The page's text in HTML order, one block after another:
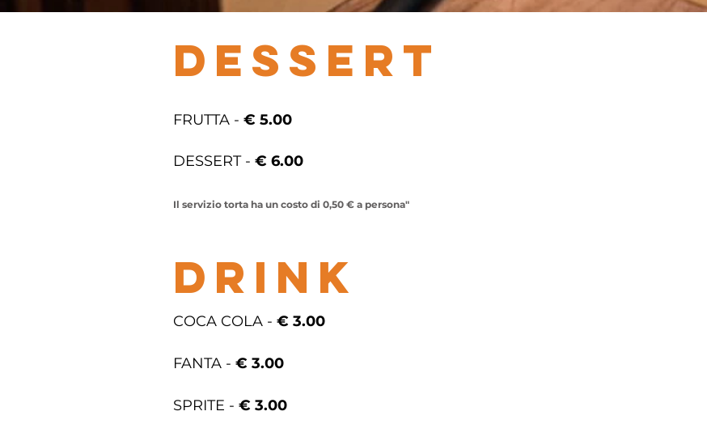
DESSERT
FRUTTA - € 5.00
DESSERT - € 6.00
Il servizio torta ha un costo di 0,50 € a persona"
DRINK
COCA COLA - € 3.00
FANTA - € 3.00
SPRITE - € 3.00